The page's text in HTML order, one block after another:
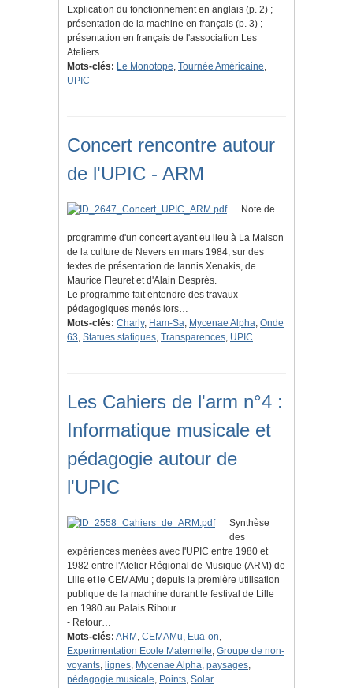
Explication du fonctionnement en anglais (p. 2) ;
présentation de la machine en français (p. 3) ;
présentation en français de l'association Les
Ateliers…
Mots-clés: Le Monotope, Tournée Américaine,
UPIC
Concert rencontre autour
de l'UPIC - ARM
Note de
programme d'un concert ayant eu lieu à La Maison
de la culture de Nevers en mars 1984, sur des
textes de présentation de Iannis Xenakis, de
Maurice Fleuret et d'Alain Després.
Le programme fait entendre des travaux
pédagogiques menés lors…
Mots-clés: Charly, Ham-Sa, Mycenae Alpha, Onde
63, Statues statiques, Transparences, UPIC
Les Cahiers de l'arm n°4 :
Informatique musicale et
pédagogie autour de
l'UPIC
Synthèse
des
expériences menées avec l'UPIC entre 1980 et
1982 entre l'Atelier Régional de Musique (ARM) de
Lille et le CEMAMu ; depuis la première utilisation
publique de la machine durant le festival de Lille
en 1980 au Palais Rihour.
- Retour…
Mots-clés: ARM , CEMAMu, Eua-on,
Experimentation Ecole Maternelle, Groupe de non-
voyants, lignes, Mycenae Alpha, paysages,
pédagogie musicale, Points, Solar